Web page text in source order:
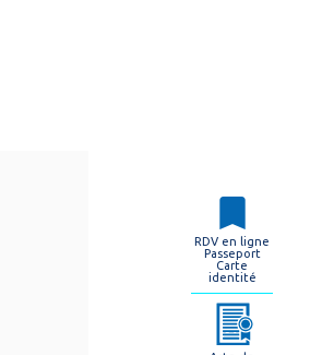
RDV en ligne
Passeport
Carte
identité